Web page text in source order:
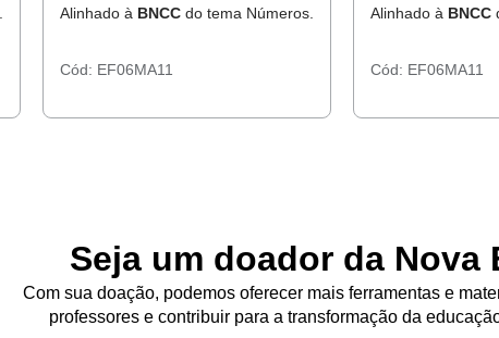
Alinhado à BNCC do tema Números.
Cód: EF06MA11
Alinhado à BNCC
Cód: EF06MA11
Seja um doador da Nova
Com sua doação, podemos oferecer mais ferramentas e
professores e contribuir para a transformação da